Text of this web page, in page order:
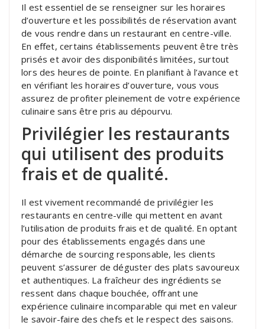
Il est essentiel de se renseigner sur les horaires
d’ouverture et les possibilités de réservation avant
de vous rendre dans un restaurant en centre-ville.
En effet, certains établissements peuvent être très
prisés et avoir des disponibilités limitées, surtout
lors des heures de pointe. En planifiant à l’avance et
en vérifiant les horaires d’ouverture, vous vous
assurez de profiter pleinement de votre expérience
culinaire sans être pris au dépourvu.
Privilégier les restaurants
qui utilisent des produits
frais et de qualité.
Il est vivement recommandé de privilégier les
restaurants en centre-ville qui mettent en avant
l’utilisation de produits frais et de qualité. En optant
pour des établissements engagés dans une
démarche de sourcing responsable, les clients
peuvent s’assurer de déguster des plats savoureux
et authentiques. La fraîcheur des ingrédients se
ressent dans chaque bouchée, offrant une
expérience culinaire incomparable qui met en valeur
le savoir-faire des chefs et le respect des saisons.